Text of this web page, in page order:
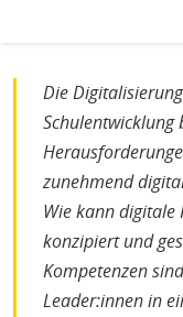
Die
Schulentwicklung
zunehmend
Wie kann
konzipiert und
Kompetenzen
Leader:innen in